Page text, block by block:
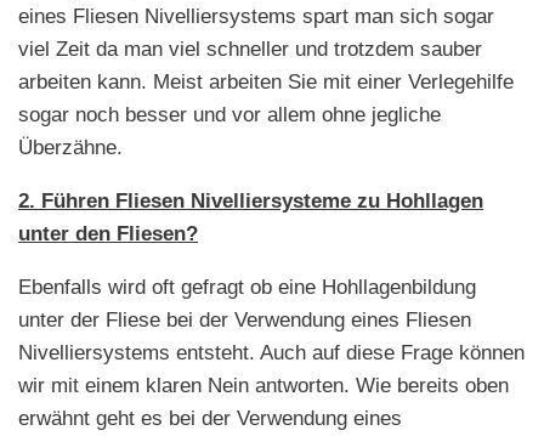
eines Fliesen Nivelliersystems spart man sich sogar
viel Zeit da man viel schneller und trotzdem sauber
arbeiten kann. Meist arbeiten Sie mit einer Verlegehilfe
sogar noch besser und vor allem ohne jegliche
Überzähne.
2. Führen Fliesen Nivelliersysteme zu Hohllagen
unter den Fliesen?
Ebenfalls wird oft gefragt ob eine Hohllagenbildung
unter der Fliese bei der Verwendung eines Fliesen
Nivelliersystems entsteht. Auch auf diese Frage können
wir mit einem klaren Nein antworten. Wie bereits oben
erwähnt geht es bei der Verwendung eines